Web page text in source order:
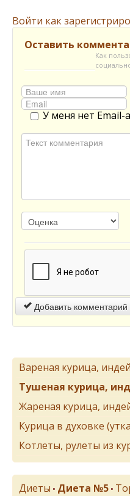
Войти как
Оставить
Как
У меня нет Email-а
Добавить комментарий
Вареная курица,
Тушеная курица,
Жареная курица,
Курица в духовке
Котлеты, рулеты из
Диеты • Диета №5 •